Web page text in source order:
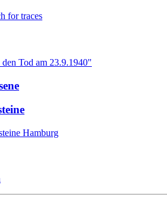
for traces
Tod am 23.9.1940"
Hamburg